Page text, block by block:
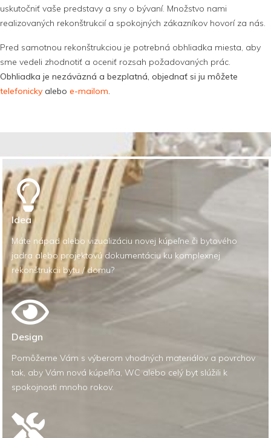
uskutočniť vaše predstavy a sny o bývaní. Množstvo nami
realizovaných rekonštrukcií a spokojných zákazníkov hovorí za nás.
Pred samotnou rekonštrukciou je potrebná obhliadka miesta, aby
sme vedeli zhodnotiť a oceniť rozsah požadovaných prác.
Obhliadka je nezáväzná a bezplatná, objednať si ju môžete
telefonicky alebo e-mailom.
Idea
Máte nápad alebo vizualizáciu novej kúpeľne či bytového
jadra alebo projektovú dokumentáciu ku komplexnej
rekonštrukcii bytu / domu?
Design
Pomôžeme Vám s výberom vhodných materiálov a povrchov
tak, aby Vám nová kúpeľňa, WC alebo celý byt slúžili k
spokojnosti mnoho rokov.